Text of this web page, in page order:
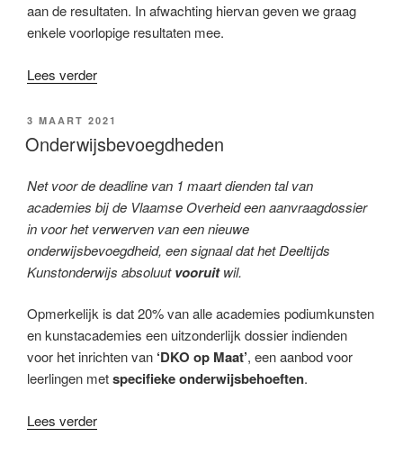
aan de resultaten. In afwachting hiervan geven we graag
enkele voorlopige resultaten mee.
Lees verder
3 MAART 2021
Onderwijsbevoegdheden
Net voor de deadline van 1 maart dienden tal van
academies bij de Vlaamse Overheid een aanvraagdossier
in voor het verwerven van een nieuwe
onderwijsbevoegdheid, een signaal dat het Deeltijds
Kunstonderwijs absoluutvooruitwil.
Opmerkelijk is dat 20% van alle academies podiumkunsten
en kunstacademies een uitzonderlijk dossier indienden
voor het inrichten van ‘DKO op Maat’, een aanbod voor
leerlingen metspecifieke onderwijsbehoeften.
Lees verder